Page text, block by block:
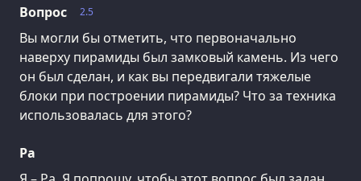
2.5
Вопрос
Вы могли бы отметить, что первоначально
наверху пирамиды был замковый камень. Из чего
он был сделан, и как вы передвигали тяжелые
блоки при построении пирамиды? Что за техника
использовалась для этого?
Ра